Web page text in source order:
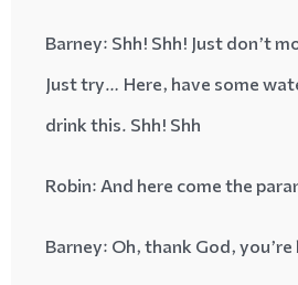
Barney: Shh! Shh! Just don’t
Just try… Here, have some
drink this. Shh! Shh
: And here come the
: Oh, thank God,